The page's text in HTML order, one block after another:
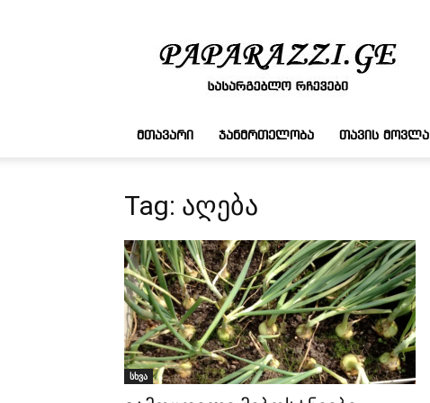
რჩევები
ᲛᲗᲐᲕᲐᲠᲘ ᲯᲐᲜᲛᲠᲗᲔᲚᲝᲑᲐ ᲗᲐᲕᲘᲡ ᲛᲝᲕᲚᲐ
Tag: აღება
სხვა